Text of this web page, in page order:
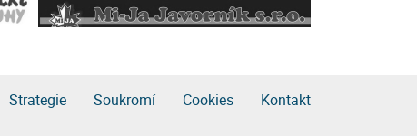
Strategie Soukromí Cookies Kontakt